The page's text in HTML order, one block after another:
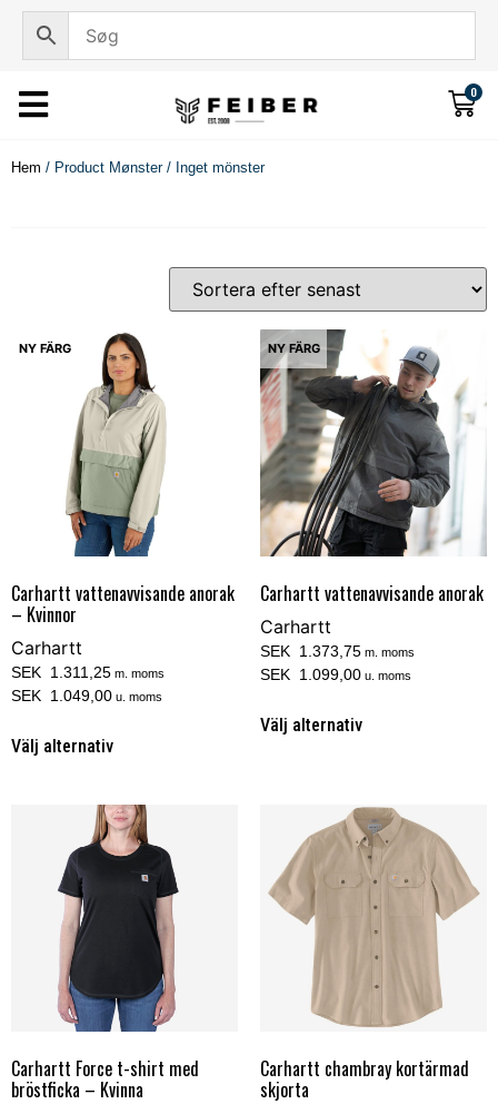
0
Hem / Product Mønster / Inget mönster
NY FÄRG
Carhartt vattenavvisande anorak
– Kvinnor
Carhartt
SEK 1.311,25 m. moms
SEK 1.049,00 u. moms
Välj alternativ
NY FÄRG
Carhartt vattenavvisande anorak
Carhartt
SEK 1.373,75 m. moms
SEK 1.099,00 u. moms
Välj alternativ
Carhartt Force t-shirt med
bröstficka – Kvinna
Carhartt chambray kortärmad
skjorta